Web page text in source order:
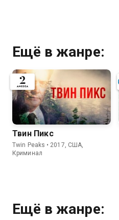
Ещё в жанре:
Твин Пикс
Twin Peaks • 2017, США,
Криминал
Ещё в жанре: